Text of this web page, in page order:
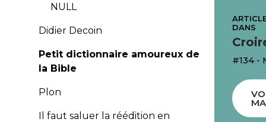
NULL
Didier Decoin
Petit dictionnaire amoureux de
la Bible
Plon
Il faut saluer la réédition en
DANS
#134 -